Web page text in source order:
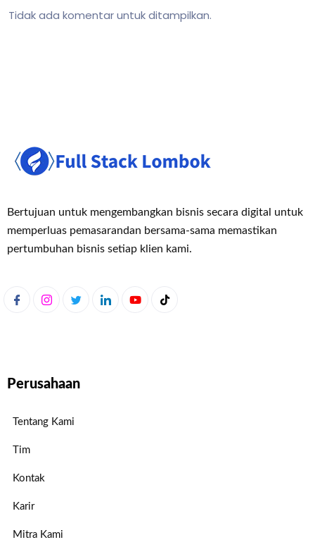
Tidak ada komentar untuk ditampilkan.
Bertujuan untuk mengembangkan bisnis secara digital untuk
memperluas pemasarandan bersama-sama memastikan
pertumbuhan bisnis setiap klien kami.
Perusahaan
Tentang Kami
Tim
Kontak
Karir
Mitra Kami